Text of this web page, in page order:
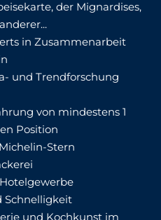
der Mignardises,
in Zusammenarbeit
und Trendforschung
von mindestens 1
Position
Stern
Schnelligkeit
und Kochkunst im